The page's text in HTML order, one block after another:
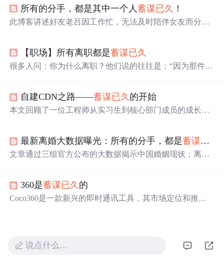
所有的分手，都是其中一个人蓄谋已久 ！
此博客讲述好友老吕因工作忙，无法及时陪伴女友而分手
简单陪伴胜过一切。
【职场】所有离职都是蓄谋已久
很多人问：你为什么离职？他们说的往往是：“因为那件
*“累积性压力”**（Cumulative Stress）。伤害不是单次发生
的，而是日积月累的。每一次小的不公，每一次被漠视的
个沉重的过去。人会在什么时候开始谋划离职？不是因为
外面太诱人，而是因为这里已经不再是他应该待的地方。
自建CDN之路——蓄谋已久的开始
本文回顾了一位工程师从实习生到核心部门成员的成长历
的各种挑战。
最新离婚大数据曝光：所有的分手，都是蓄谋已久
文章通过三组官方公布的大数据揭示中国婚姻现状：离婚
中的琐碎问题积累成为离婚的主要诱因。
360是蓄谋已久的
Coco360是一款新兴的即时通讯工具，其市场定位和推出
说点什么…